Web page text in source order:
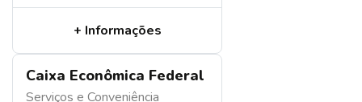
+ Informações
Caixa Econômica Federal
Serviços e Conveniência